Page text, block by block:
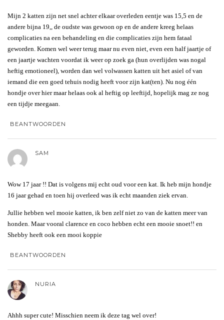
Mijn 2 katten zijn net snel achter elkaar overleden eentje was 15,5 en de
andere bijna 19,, de oudste was gewoon op en de andere kreeg helaas
complicaties na een behandeling en die complicaties zijn hem fataal
geworden. Komen wel weer terug maar nu even niet, even een half jaartje of
een jaartje wachten voordat ik weer op zoek ga (hun overlijden was nogal
heftig emotioneel), worden dan wel volwassen katten uit het asiel of van
iemand die een goed tehuis nodig heeft voor zijn kat(ten). Nu nog één
hondje over hier maar helaas ook al heftig op leeftijd, hopelijk mag ze nog
een tijdje meegaan.
BEANTWOORDEN
SAM
Wow 17 jaar !! Dat is volgens mij echt oud voor een kat. Ik heb mijn hondje
16 jaar gehad en toen hij overleed was ik echt maanden ziek ervan.
Jullie hebben wel mooie katten, ik ben zelf niet zo van de katten meer van
honden. Maar vooral clarence en coco hebben echt een mooie snoet!! en
Shebby heeft ook een mooi koppie
BEANTWOORDEN
NURIA
Ahhh super cute! Misschien neem ik deze tag wel over!